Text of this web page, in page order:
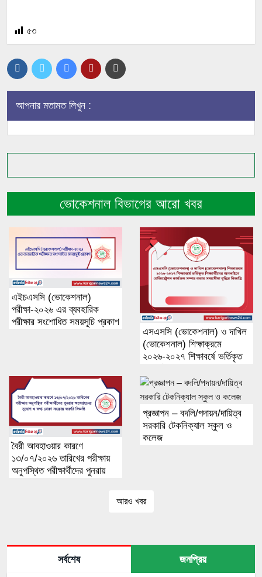
৫৩
আপনার মতামত লিখুন :
ভোকেশনাল বিভাগের আরো খবর
এইচএসসি (ভোকেশনাল)
পরীক্ষা-২০২৬ এর ব্যবহারিক
পরীক্ষার সংশোধিত সময়সূচি প্রকাশ
এসএসসি (ভোকেশনাল) ও দাখিল
(ভোকেশনাল) শিক্ষাক্রমে
২০২৬-২০২৭ শিক্ষাবর্ষে ভর্তিকৃত
রেজিস্ট্রেশন কার্যক্রম সম্পন্ন
করার সময়সীমা বৃদ্ধির বিজ্ঞপ্তি
বৈরী আবহাওয়ার কারণে
১৩/০৭/২০২৬ তারিখের পরীক্ষায়
অনুপস্থিত পরীক্ষার্থীদের পুনরায়
প্রজ্ঞাপন – বদলি/পদায়ন/দায়িত্ব
সরকারি টেকনিক্যাল স্কুল ও
কলেজ
আরও খবর
সর্বশেষ জনপ্রিয়